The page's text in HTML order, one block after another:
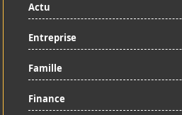
Actu
Entreprise
Famille
Finance